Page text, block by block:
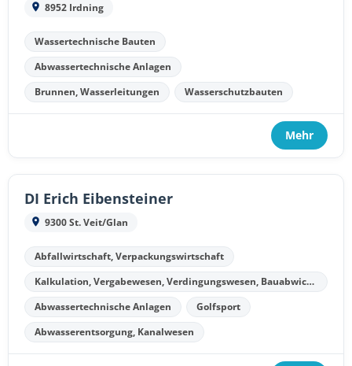
8952 Irdning
Wassertechnische Bauten
Abwassertechnische Anlagen
Brunnen, Wasserleitungen
Wasserschutzbauten
Mehr
DI Erich Eibensteiner
9300 St. Veit/Glan
Abfallwirtschaft, Verpackungswirtschaft
Kalkulation, Vergabewesen, Verdingungswesen, Bauabwicklung, Bauabrechnung
Abwassertechnische Anlagen
Golfsport
Abwasserentsorgung, Kanalwesen